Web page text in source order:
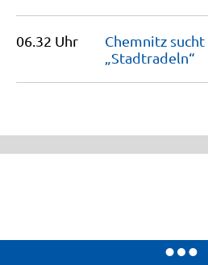
06.32 Uhr
Chemnitz
„Stadtradeln“